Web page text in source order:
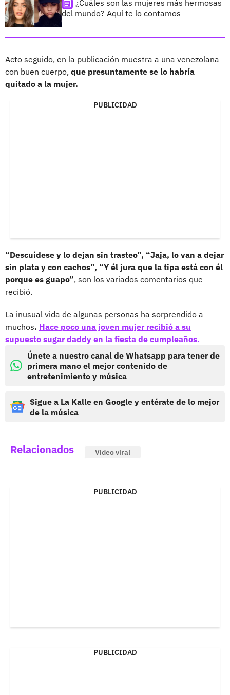
¿Cuáles son las mujeres más hermosas
del mundo? Aquí te lo contamos
Acto seguido, en la publicación muestra a una venezolana
con buen cuerpo, que presuntamente se lo habría
quitado a la mujer.
PUBLICIDAD
“Descuídese y lo dejan sin trasteo”, “Jaja, lo van a dejar
sin plata y con cachos”, “Y él jura que la tipa está con él
porque es guapo”, son los variados comentarios que
recibió.
La inusual vida de algunas personas ha sorprendido a
muchos. Hace poco una joven mujer recibió a su
supuesto sugar daddy en la fiesta de cumpleaños.
Únete a nuestro canal de Whatsapp para tener de
primera mano el mejor contenido de
entretenimiento y música
Sigue a La Kalle en Google y entérate de lo mejor
de la música
Relacionados Video viral
PUBLICIDAD
PUBLICIDAD